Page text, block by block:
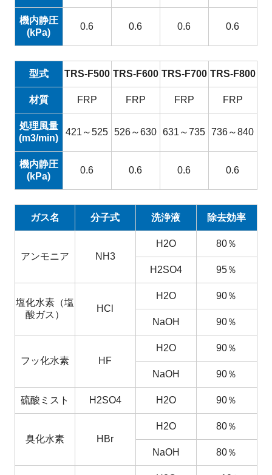
機内静圧
(kPa)
0.6 0.6 0.6 0.6
型式 TRS-F500 TRS-F600 TRS-F700 TRS-F800
材質 FRP FRP FRP FRP
処理風量
(m3/min)
421～525 526～630 631～735 736～840
機内静圧
(kPa)
0.6 0.6 0.6 0.6
ガス名 分子式 洗浄液 除去効率
アンモニア NH3
H2O 80％
H2SO4 95％
塩化水素（塩
酸ガス）
HCl
H2O 90％
NaOH 90％
フッ化水素 HF
H2O 90％
NaOH 90％
硫酸ミスト H2SO4 H2O 90％
臭化水素 HBr
H2O 80％
NaOH 80％